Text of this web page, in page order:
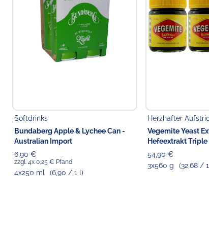
Softdrinks
Bundaberg Apple & Lychee Can -
Australian Import
6,90 €
zzgl. 4x 0,25 € Pfand
4x250 ml (6,90 / 1 l)
Herzhafter
Vegemite Yeast
Hefeextrakt Triple
54,90 €
3x560 g
(32,68 /